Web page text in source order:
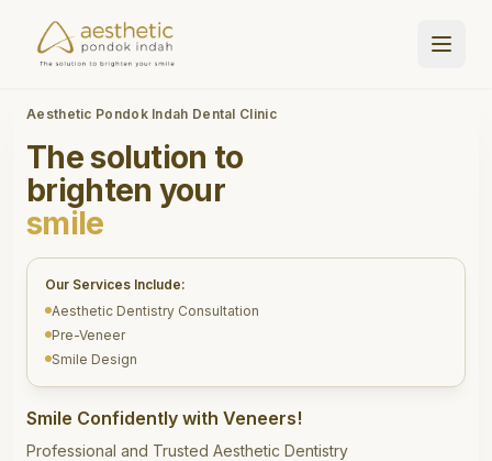
Aesthetic Pondok Indah Dental Clinic
The solution to
brighten your
smile
Our Services Include:
Aesthetic Dentistry Consultation
Pre-Veneer
Smile Design
Smile Confidently with Veneers!
Professional and Trusted Aesthetic Dentistry